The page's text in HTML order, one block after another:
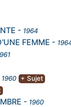
- 1964
FEMME -
1960 + Sujet
- 1960